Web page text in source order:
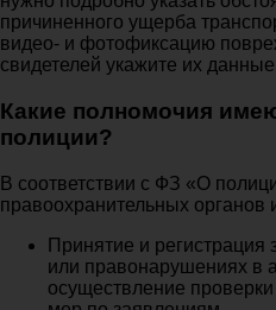
причиненного ущерба
видео- и фотофиксацию
свидетелей укажите их
Какие полномочия
полиции?
В соответствии с ФЗ «О
правоохранительных
Принятие и регистрация
или правонарушениях в
осуществление